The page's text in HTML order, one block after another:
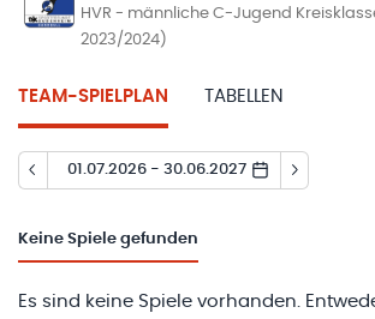
HVR - männliche C-Jugend
2023/2024)
TEAM-SPIELPLAN TABELLEN
01.07.2026 - 30.06.2027
Keine Spiele gefunden
Es sind keine Spiele vorhanden.